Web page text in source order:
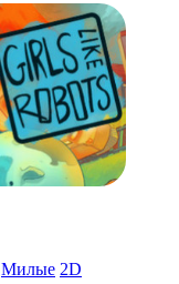
Милые 2D